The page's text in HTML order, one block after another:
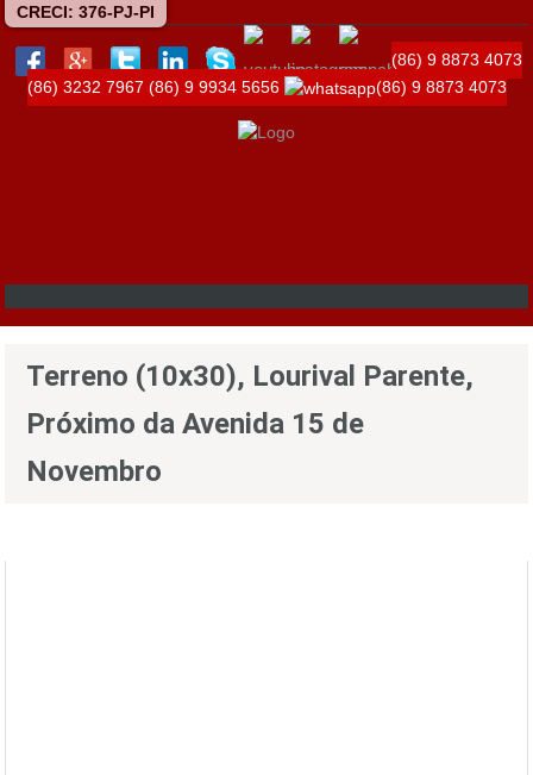
CRECI: 376-PJ-PI
(86) 9 8873 4073
(86) 3232 7967 (86) 9 9934 5656 (86) 9 8873 4073
Terreno (10x30), Lourival Parente,
Próximo da Avenida 15 de
Novembro